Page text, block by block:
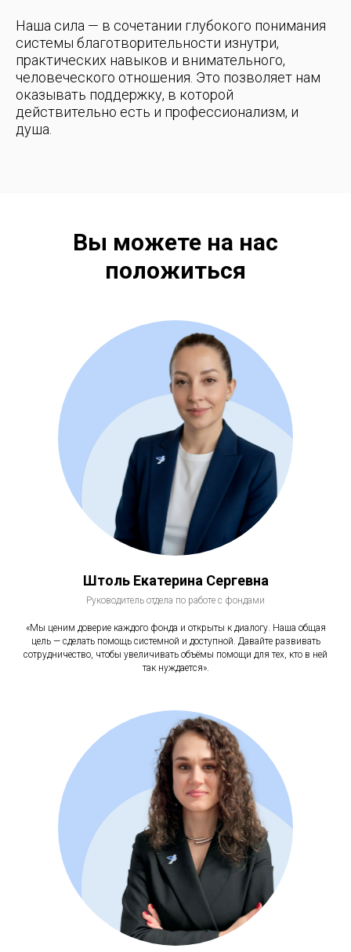
Наша сила — в сочетании глубокого понимания
системы благотворительности изнутри,
практических навыков и внимательного,
человеческого отношения. Это позволяет нам
оказывать поддержку, в которой
действительно есть и профессионализм, и
душа.
Вы можете на нас
положиться
Штоль Екатерина Сергевна
Руководитель отдела по работе с фондами
«Мы ценим доверие каждого фонда и открыты к диалогу. Наша общая
цель — сделать помощь системной и доступной. Давайте развивать
сотрудничество, чтобы увеличивать объёмы помощи для тех, кто в ней
так нуждается».